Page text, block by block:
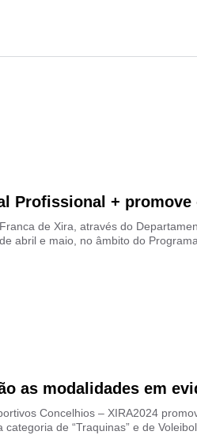
Profissional +
de Xira, através do
abril e maio, no âmbito do
as modalidades em
Concelhios – XIRA2024
de “Traquinas” e de